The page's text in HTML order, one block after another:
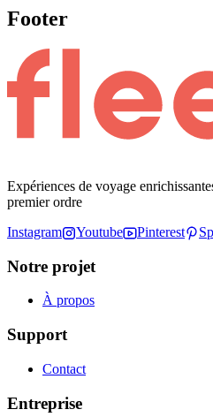
Footer
Expériences de voyage
premier ordre
Instagram
Youtube Pinterest
Notre projet
À propos
Support
Contact
Entreprise